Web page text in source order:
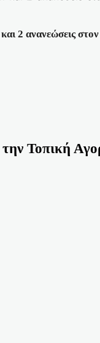
2 ανανεώσεις
την Τοπική